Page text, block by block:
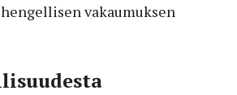
vakaumuksen